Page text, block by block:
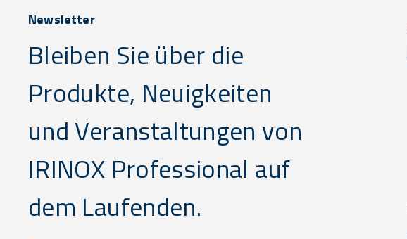
Newsletter
Bleiben Sie über die
Produkte, Neuigkeiten
und Veranstaltungen von
IRINOX Professional auf
dem Laufenden.